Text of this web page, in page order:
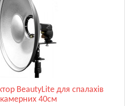
BeautyLite для спалахів
40см